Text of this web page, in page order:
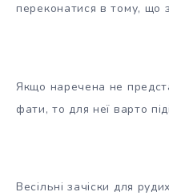
переконатися в тому, що
Якщо наречена не
фати, то для неї варто
Весільні зачіски для